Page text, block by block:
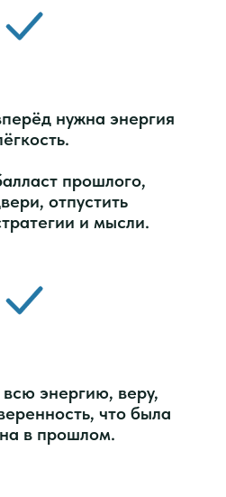
нужна энергия
прошлого,
отпустить
и мысли.
энергию, веру,
что была
в прошлом.